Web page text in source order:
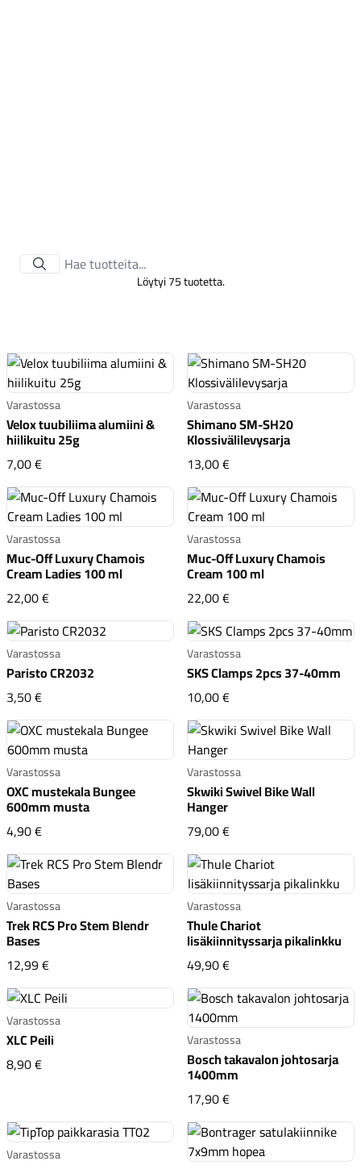
Komponentit
Katso koko valikoima
Löytyi 75 tuotetta.
Varastossa
Velox tuubiliima alumiini &
hiilikuitu 25g
7,00 €Velox tuubiliima alumiini & hiilikuitu 25g
Varastossa
Shimano SM-SH20
Klossivälilevysarja
13,00 €Shimano SM-SH20
Varastossa
Muc-Off Luxury Chamois
Cream Ladies 100 ml
22,00 €Muc-Off Luxury Chamois Cream Ladies 100 ml
Varastossa
Muc-Off Luxury Chamois
Cream 100 ml
22,00 €Muc-Off Luxury
Varastossa
Paristo CR2032
3,50 €Paristo CR2032
Varastossa
SKS Clamps 2pcs 37-40mm
10,00 €SKS Clamps 2pcs 37-
Varastossa
OXC mustekala Bungee
600mm musta
4,90 €OXC mustekala Bungee 600mm musta
Varastossa
Skwiki Swivel Bike Wall
Hanger
79,00 €Skwiki Swivel Bike
Varastossa
Trek RCS Pro Stem Blendr
Bases
12,99 €Trek RCS Pro Stem Blendr Bases
Varastossa
Thule Chariot
lisäkiinnityssarja pikalinkku
49,90 €Thule Chariot
Varastossa
XLC Peili
8,90 €XLC Peili
Varastossa
Bosch takavalon johtosarja
1400mm
17,90 €Bosch takavalon
Varastossa